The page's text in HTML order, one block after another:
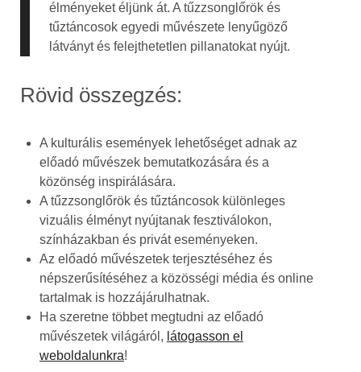
élményeket éljünk át. A tűzzsonglőrök és
tűztáncosok egyedi művészete lenyűgöző
látványt és felejthetetlen pillanatokat nyújt.
Rövid összegzés:
A kulturális események lehetőséget adnak az
előadó művészek bemutatkozására és a
közönség inspirálására.
A tűzzsonglőrök és tűztáncosok különleges
vizuális élményt nyújtanak fesztiválokon,
színházakban és privát eseményeken.
Az előadó művészetek terjesztéséhez és
népszerűsítéséhez a közösségi média és online
tartalmak is hozzájárulhatnak.
Ha szeretne többet megtudni az előadó
művészetek világáról, látogasson el
weboldalunkra!